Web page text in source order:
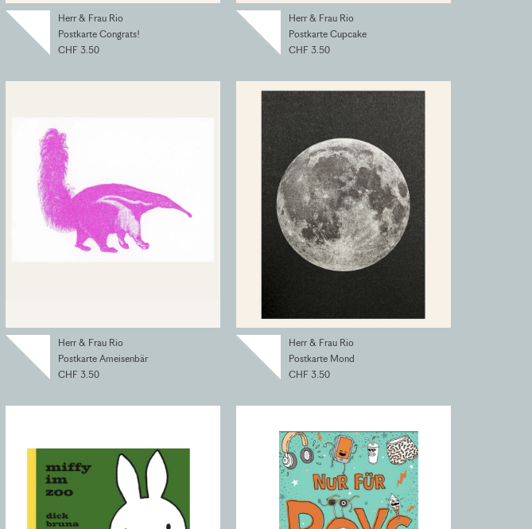
Herr & Frau Rio
Postkarte Congrats!
CHF 3.50
Herr & Frau Rio
Postkarte Cupcake
CHF 3.50
Herr & Frau Rio
Postkarte Ameisenbär
CHF 3.50
Herr & Frau Rio
Postkarte Mond
CHF 3.50